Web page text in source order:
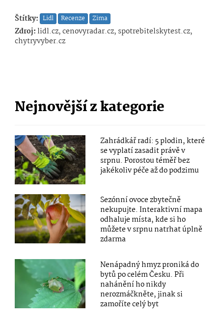
Štítky: Lidl Recenze Zima
Zdroj:lidl.cz, cenovyradar.cz, spotrebitelskytest.cz,
chytryvyber.cz
Nejnovější z kategorie
Zahrádkář radí: 5 plodin, které
se vyplatí zasadit právě v
srpnu. Porostou téměř bez
jakékoliv péče až do podzimu
Sezónní ovoce zbytečně
nekupujte. Interaktivní mapa
odhaluje místa, kde si ho
můžete v srpnu natrhat úplně
zdarma
Nenápadný hmyz proniká do
bytů po celém Česku. Při
nahánění ho nikdy
nerozmáčkněte, jinak si
zamoříte celý byt